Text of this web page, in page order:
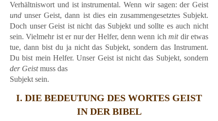
Verhältniswort und ist instrumental. Wenn wir sagen: der Geist
und unser Geist, dann ist dies ein zusammengesetztes Subjekt.
Doch unser Geist ist nicht das Subjekt und sollte es auch nicht
sein. Vielmehr ist er nur der Helfer, denn wenn ichmitdir etwas
tue, dann bist du ja nicht das Subjekt, sondern das Instrument.
Du bist mein Helfer. Unser Geist ist nicht das Subjekt, sondern
der Geistmuss das
Subjekt sein.
I. DIE BEDEUTUNG DES WORTES GEIST
IN DER BIBEL